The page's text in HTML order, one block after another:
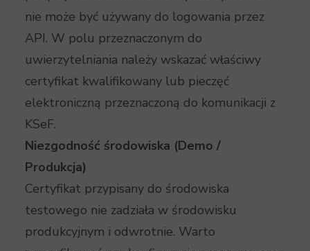
nie może być używany do logowania przez
API. W polu przeznaczonym do
uwierzytelniania należy wskazać właściwy
certyfikat kwalifikowany lub pieczęć
elektroniczną przeznaczoną do komunikacji z
KSeF.
Niezgodność środowiska (Demo /
Produkcja)
Certyfikat przypisany do środowiska
testowego nie zadziała w środowisku
produkcyjnym i odwrotnie. Warto